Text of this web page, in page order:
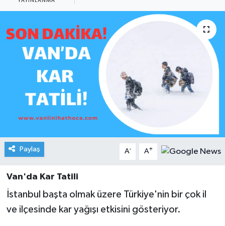
Paylaş A- A+
Van'da Kar Tatili
İstanbul başta olmak üzere Türkiye'nin bir çok il
ve ilçesinde kar yağışı etkisini gösteriyor.